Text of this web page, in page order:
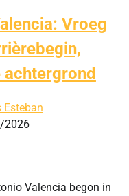
Vroeg
Esteban
2026
Valencia begon in